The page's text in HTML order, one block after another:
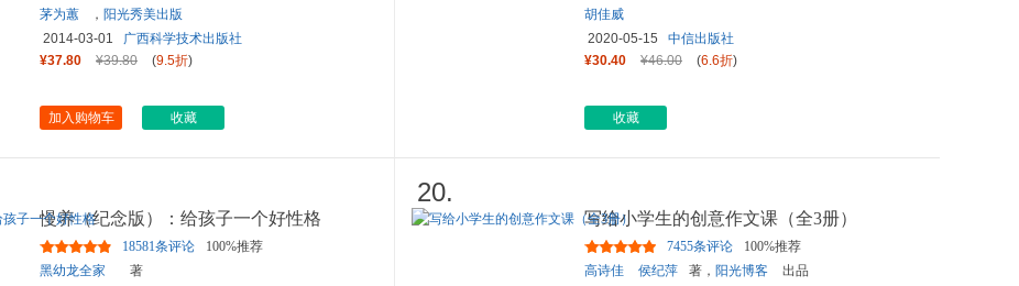
茅为蕙
， 阳光秀美出版
2014-03-01
广西科学技术出版社
¥37.80
¥39.80 (9.5折)
加入购物车 收藏
胡佳威
2020-05-15
中信出版社
¥30.40
¥46.00 (6.6折)
收藏
慢养（纪念版）：给孩子一个好性格
18581条评论
100%推荐
黑幼龙全家
著
20.
写给小学生的创意作文课（全3册）
7455条评论
100%推荐
高诗佳
侯纪萍 著， 阳光博客
出品